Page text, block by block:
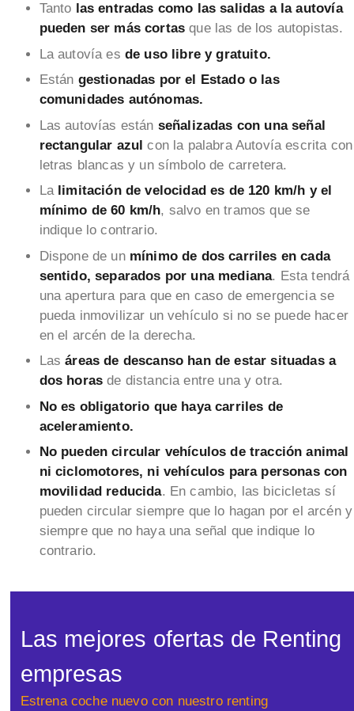
Tanto las entradas como las salidas a la autovía
pueden ser más cortas que las de los autopistas.
La autovía es de uso libre y gratuito.
Están gestionadas por el Estado o las
comunidades autónomas.
Las autovías están señalizadas con una señal
rectangular azul con la palabra Autovía escrita con
letras blancas y un símbolo de carretera.
La limitación de velocidad es de 120 km/h y el
mínimo de 60 km/h, salvo en tramos que se
indique lo contrario.
Dispone de un mínimo de dos carriles en cada
sentido, separados por una mediana. Esta tendrá
una apertura para que en caso de emergencia se
pueda inmovilizar un vehículo si no se puede hacer
en el arcén de la derecha.
Lasáreas de descanso han de estar situadas a
dos horas de distancia entre una y otra.
No es obligatorio que haya carriles de
aceleramiento.
No pueden circular vehículos de tracción animal
ni ciclomotores, ni vehículos para personas con
movilidad reducida. En cambio, las bicicletas sí
pueden circular siempre que lo hagan por el arcén y
siempre que no haya una señal que indique lo
contrario.
Las mejores ofertas de Renting
empresas
Estrena coche nuevo con nuestro renting